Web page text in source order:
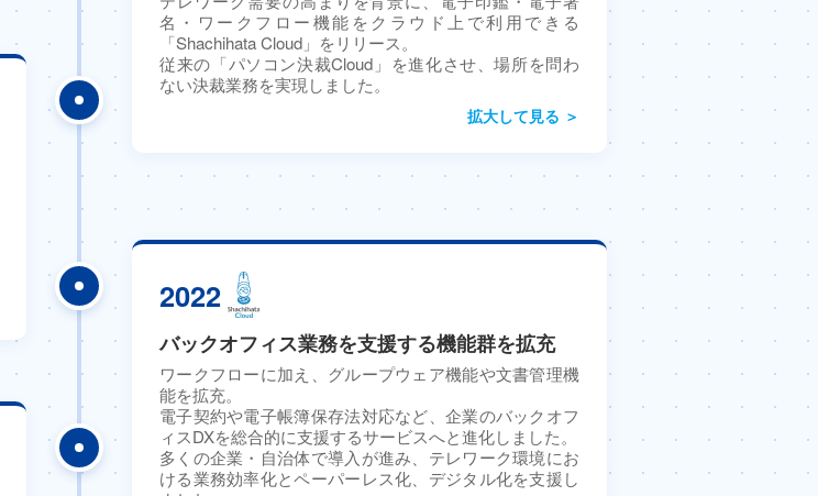
名・ワークフロー機能をクラウド上で利用できる
「Shachihata Cloud」をリリース。
従来の「パソコン決裁Cloud」を進化させ、場所を問わ
ない決裁業務を実現しました。
拡大して見る ＞
2022
バックオフィス業務を支援する機能群を拡充
ワークフローに加え、グループウェア機能や文書管理機
能を拡充。
電子契約や電子帳簿保存法対応など、企業のバックオフ
ィスDXを総合的に支援するサービスへと進化しました。
多くの企業・自治体で導入が進み、テレワーク環境にお
ける業務効率化とペーパーレス化、デジタル化を支援し